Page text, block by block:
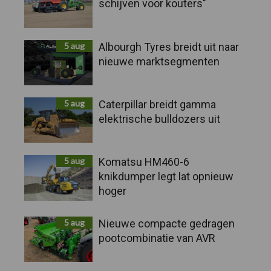
schijven voor kouters"
5 aug
Albourgh Tyres breidt uit naar
nieuwe marktsegmenten
5 aug
Caterpillar breidt gamma
elektrische bulldozers uit
5 aug
Komatsu HM460-6
knikdumper legt lat opnieuw
hoger
5 aug
Nieuwe compacte gedragen
pootcombinatie van AVR